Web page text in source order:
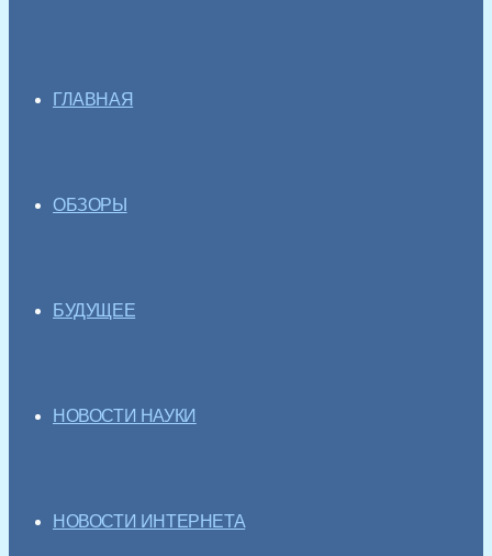
ГЛАВНАЯ
ОБЗОРЫ
БУДУЩЕЕ
НОВОСТИ НАУКИ
НОВОСТИ ИНТЕРНЕТА